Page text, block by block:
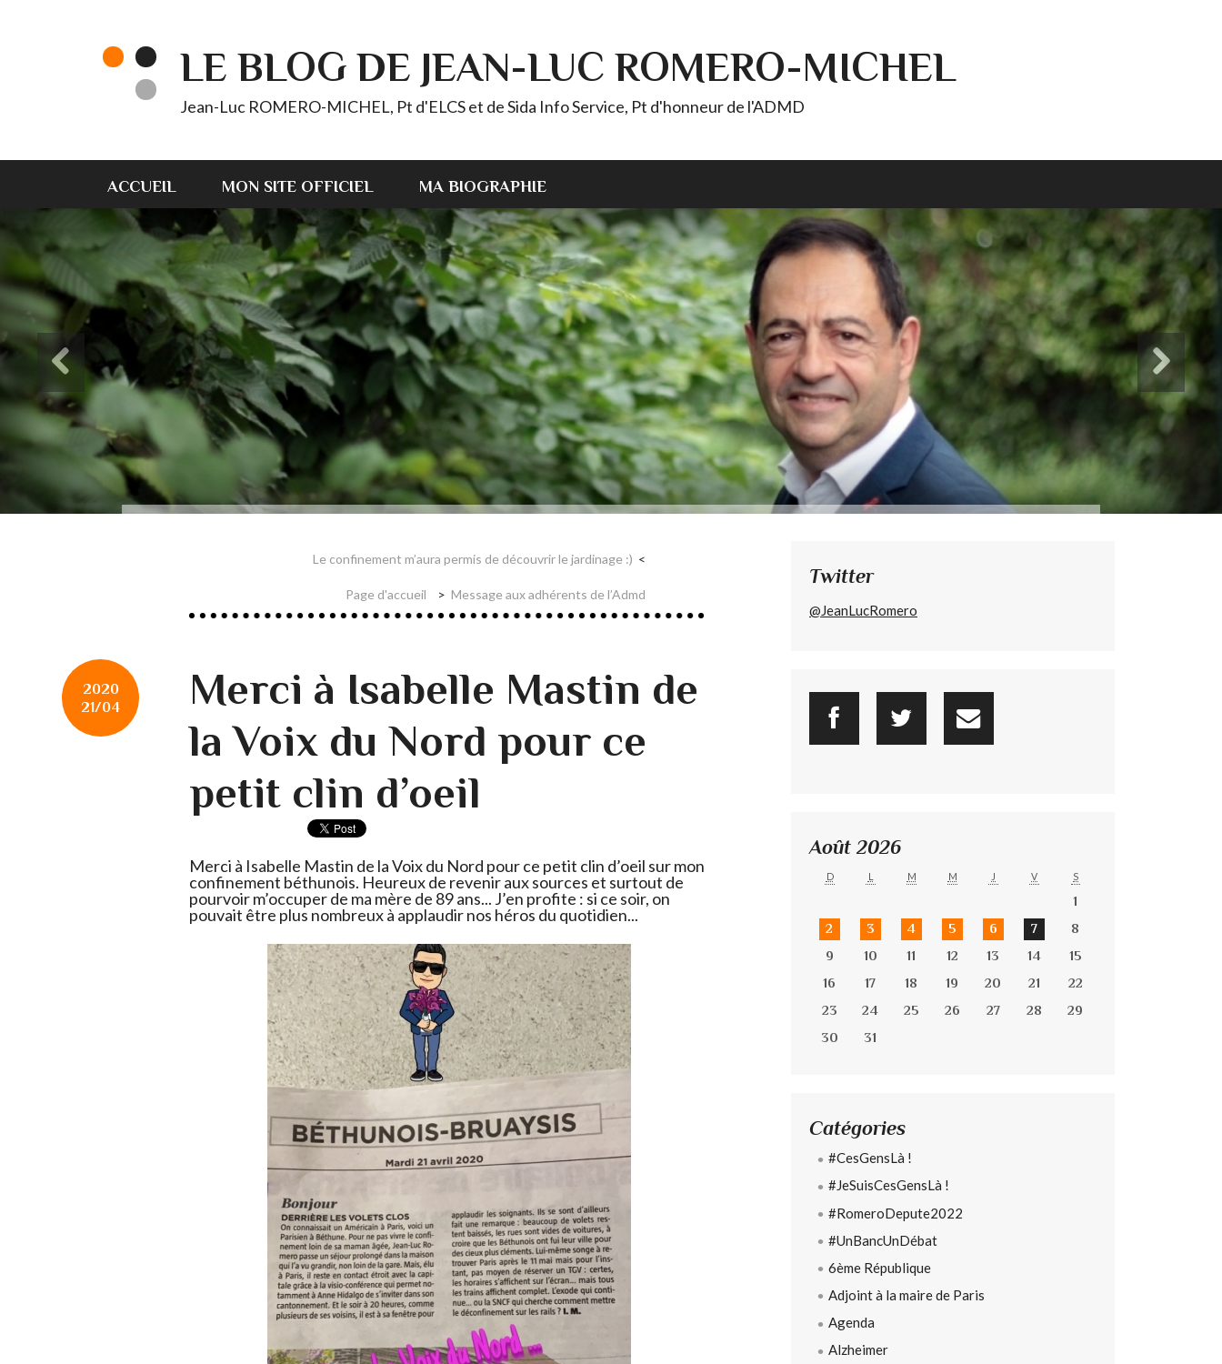
LE BLOG DE JEAN-LUC ROMERO-MICHEL
Jean-Luc ROMERO-MICHEL, Pt d'ELCS et de Sida Info Service, Pt d'honneur de l'ADMD
ACCUEIL MON SITE OFFICIEL MA BIOGRAPHIE
Le confinement m’aura permis de découvrir le jardinage :)
Page d'accueil Message aux adhérents de l’Admd
2020
21/04
Merci à Isabelle Mastin de
la Voix du Nord pour ce
petit clin d’oeil
Merci à Isabelle Mastin de la Voix du Nord pour ce petit clin d’oeil sur mon
confinement béthunois. Heureux de revenir aux sources et surtout de
pourvoir m’occuper de ma mère de 89 ans... J’en profite : si ce soir, on
pouvait être plus nombreux à applaudir nos héros du quotidien...
Twitter
@JeanLucRomero
Août 2026
D L M M J V S
1
2
3 4 5 6 7
8
9
10 11 12 13 14
15
16
17 18 19 20 21
22
23
24 25 26 27 28
29
30
31
Catégories
#CesGensLà !
#JeSuisCesGensLà !
#RomeroDepute2022
#UnBancUnDébat
6ème République
Adjoint à la maire de Paris
Agenda
Alzheimer